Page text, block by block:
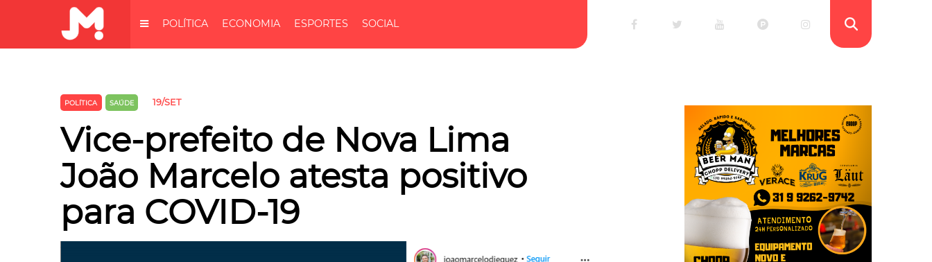
POLÍTICA ECONOMIA ESPORTES SOCIAL
POLÍTICA SAÚDE 19/SET
Vice-prefeito de Nova Lima
João Marcelo atesta positivo
para COVID-19